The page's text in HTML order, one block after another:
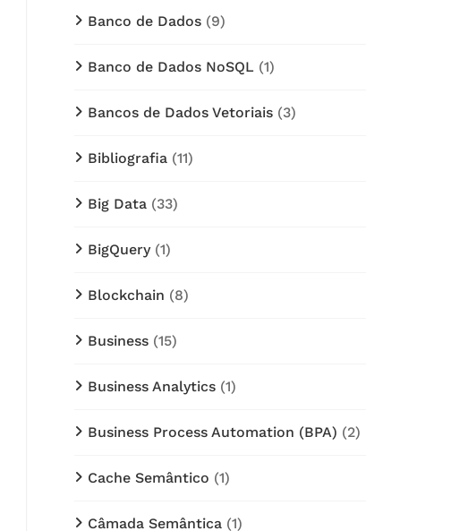
Banco de Dados (9)
Banco de Dados NoSQL (1)
Bancos de Dados Vetoriais (3)
Bibliografia (11)
Big Data (33)
BigQuery(1)
Blockchain (8)
Business (15)
Business Analytics (1)
Business Process Automation (BPA) (2)
Cache Semântico (1)
Câmada Semântica (1)